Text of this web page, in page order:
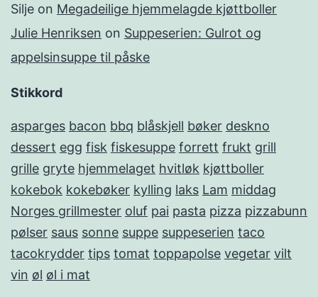
Silje on Megadeilige hjemmelagde kjøttboller
Julie Henriksen on Suppeserien: Gulrot og
appelsinsuppe til påske
Stikkord
asparges bacon bbq blåskjell bøker deskno
dessert egg fisk fiskesuppe forrett frukt grill
grille gryte hjemmelaget hvitløk kjøttboller
kokebok kokebøker kylling laks Lam middag
Norges grillmester oluf pai pasta pizza pizzabunn
pølser saus sonne suppe suppeserien taco
tacokrydder tips tomat toppapolse vegetar vilt
vin øl øl i mat